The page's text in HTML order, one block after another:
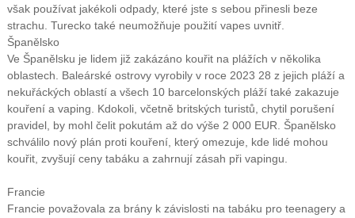
však používat jakékoli odpady, které jste s sebou přinesli beze
strachu. Turecko také neumožňuje použití vapes uvnitř.
Španělsko
Ve Španělsku je lidem již zakázáno kouřit na plážích v několika
oblastech. Baleárské ostrovy vyrobily v roce 2023 28 z jejich pláží a
nekuřáckých oblastí a všech 10 barcelonských pláží také zakazuje
kouření a vaping. Kdokoli, včetně britských turistů, chytil porušení
pravidel, by mohl čelit pokutám až do výše 2 000 EUR. Španělsko
schválilo nový plán proti kouření, který omezuje, kde lidé mohou
kouřit, zvyšují ceny tabáku a zahrnují zásah při vapingu.
Francie
Francie považovala za brány k závislosti na tabáku pro teenagery a